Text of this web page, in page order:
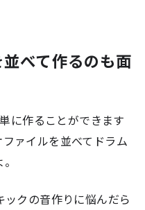
べて作るのも面
に作ることができます
ァイルを並べてドラム
クの音作りに悩んだら